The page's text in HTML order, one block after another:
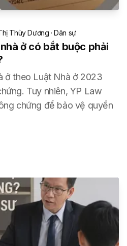
Thùy Dương ·Dân sự
ở có bắt buộc phải
ở theo Luật Nhà ở 2023
Tuy nhiên, YP Law
chứng để bảo vệ quyền